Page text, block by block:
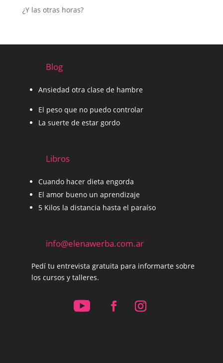
¿Y las otras horas?
Blog
Ansiedad otra clase de hambre
El peso que no puedo controlar
La suerte de estar gordo
Libros
Cuando hacer dieta engorda
El amor bueno un aprendizaje
5 Kilos la distancia hasta el paraíso
info@elenawerba.com.ar
Pedí tu entrevista gratuita para informarte sobre
los cursos y talleres.